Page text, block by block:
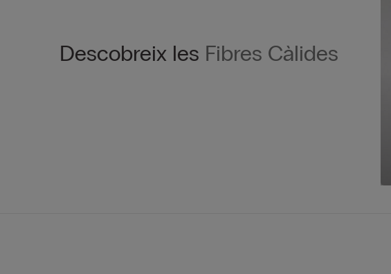
Descobreix les Fibres Càlides